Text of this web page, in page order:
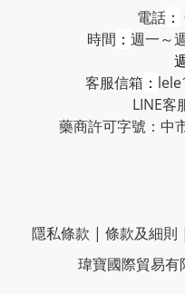
電話：
時間 ： 週一～
客服信箱 ：
LINE客
藥商許可字號：中
隱私條款 | 條款及細
瑋寶國際貿易